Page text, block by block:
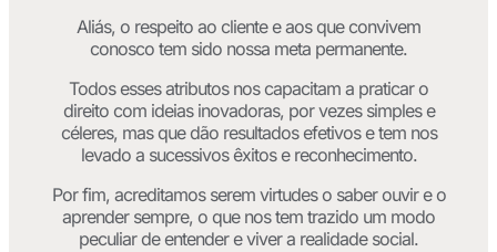
Aliás, o respeito ao cliente e aos que convivem
conosco tem sido nossa meta permanente.
Todos esses atributos nos capacitam a praticar o
direito com ideias inovadoras, por vezes simples e
céleres, mas que dão resultados efetivos e tem nos
levado a sucessivos êxitos e reconhecimento.
Por fim, acreditamos serem virtudes o saber ouvir e o
aprender sempre, o que nos tem trazido um modo
peculiar de entender e viver a realidade social.